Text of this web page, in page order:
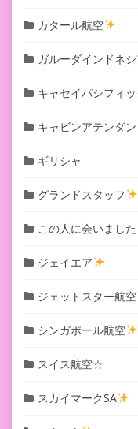
カタール航空
ガルーダインドネ
キャセイパシフィッ
キャビンアテンダ
ギリシャ
グランドスタッフ
この人に会いました
ジェイエア
ジェットスター航空
シンガポール航空
スイス航空☆
スカイマークSA